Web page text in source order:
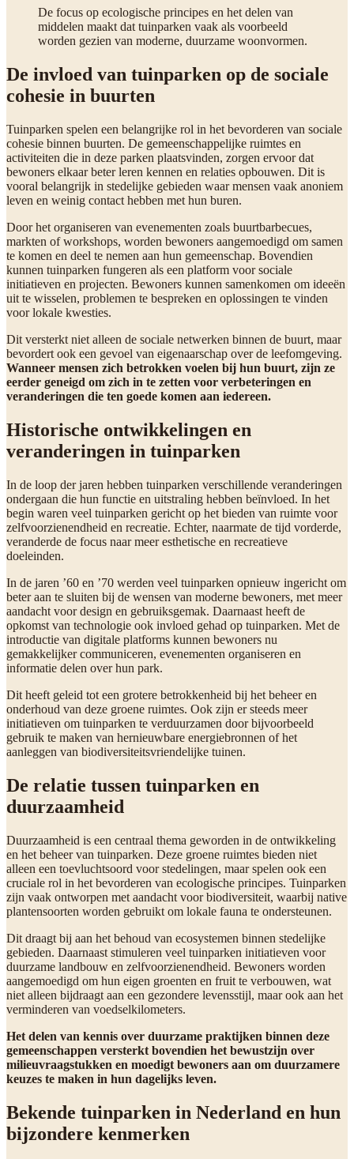
De focus op ecologische principes en het delen van
middelen maakt dat tuinparken vaak als voorbeeld
worden gezien van moderne, duurzame woonvormen.
De invloed van tuinparken op de sociale
cohesie in buurten
Tuinparken spelen een belangrijke rol in het bevorderen van sociale
cohesie binnen buurten. De gemeenschappelijke ruimtes en
activiteiten die in deze parken plaatsvinden, zorgen ervoor dat
bewoners elkaar beter leren kennen en relaties opbouwen. Dit is
vooral belangrijk in stedelijke gebieden waar mensen vaak anoniem
leven en weinig contact hebben met hun buren.
Door het organiseren van evenementen zoals buurtbarbecues,
markten of workshops, worden bewoners aangemoedigd om samen
te komen en deel te nemen aan hun gemeenschap. Bovendien
kunnen tuinparken fungeren als een platform voor sociale
initiatieven en projecten. Bewoners kunnen samenkomen om ideeën
uit te wisselen, problemen te bespreken en oplossingen te vinden
voor lokale kwesties.
Dit versterkt niet alleen de sociale netwerken binnen de buurt, maar
bevordert ook een gevoel van eigenaarschap over de leefomgeving.
Wanneer mensen zich betrokken voelen bij hun buurt, zijn ze
eerder geneigd om zich in te zetten voor verbeteringen en
veranderingen die ten goede komen aan iedereen.
Historische ontwikkelingen en
veranderingen in tuinparken
In de loop der jaren hebben tuinparken verschillende veranderingen
ondergaan die hun functie en uitstraling hebben beïnvloed. In het
begin waren veel tuinparken gericht op het bieden van ruimte voor
zelfvoorzienendheid en recreatie. Echter, naarmate de tijd vorderde,
veranderde de focus naar meer esthetische en recreatieve
doeleinden.
In de jaren ’60 en ’70 werden veel tuinparken opnieuw ingericht om
beter aan te sluiten bij de wensen van moderne bewoners, met meer
aandacht voor design en gebruiksgemak. Daarnaast heeft de
opkomst van technologie ook invloed gehad op tuinparken. Met de
introductie van digitale platforms kunnen bewoners nu
gemakkelijker communiceren, evenementen organiseren en
informatie delen over hun park.
Dit heeft geleid tot een grotere betrokkenheid bij het beheer en
onderhoud van deze groene ruimtes. Ook zijn er steeds meer
initiatieven om tuinparken te verduurzamen door bijvoorbeeld
gebruik te maken van hernieuwbare energiebronnen of het
aanleggen van biodiversiteitsvriendelijke tuinen.
De relatie tussen tuinparken en
duurzaamheid
Duurzaamheid is een centraal thema geworden in de ontwikkeling
en het beheer van tuinparken. Deze groene ruimtes bieden niet
alleen een toevluchtsoord voor stedelingen, maar spelen ook een
cruciale rol in het bevorderen van ecologische principes. Tuinparken
zijn vaak ontworpen met aandacht voor biodiversiteit, waarbij native
plantensoorten worden gebruikt om lokale fauna te ondersteunen.
Dit draagt bij aan het behoud van ecosystemen binnen stedelijke
gebieden. Daarnaast stimuleren veel tuinparken initiatieven voor
duurzame landbouw en zelfvoorzienendheid. Bewoners worden
aangemoedigd om hun eigen groenten en fruit te verbouwen, wat
niet alleen bijdraagt aan een gezondere levensstijl, maar ook aan het
verminderen van voedselkilometers.
Het delen van kennis over duurzame praktijken binnen deze
gemeenschappen versterkt bovendien het bewustzijn over
milieuvraagstukken en moedigt bewoners aan om duurzamere
keuzes te maken in hun dagelijks leven.
Bekende tuinparken in Nederland en hun
bijzondere kenmerken